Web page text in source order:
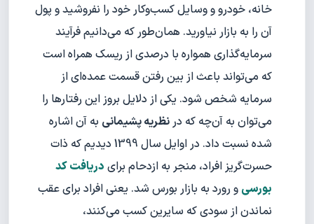
خانه، خودرو و وسایل کسب‌وکار خود را نفروشید و پول
آن را به بازار نیاورید. همان‌طور که می‌دانیم فرآیند
سرمایه‌گذاری همواره با درصدی از ریسک همراه است
که می‌تواند باعث از بین رفتن قسمت عمده‌ای از
سرمایه شخص شود. یکی از دلایل بروز این رفتارها را
می‌توان به آن‌چه که در نظریه پشیمانی به آن اشاره
شده نسبت داد. در اوایل سال 1399 دیدیم که ذات
حسرت‌گریز افراد، منجر به ازدحام برای دریافت کد
بورسی و رورد به بازار بورس شد. یعنی افراد برای عقب
نماندن از سودی که سایرین کسب می‌کنند،